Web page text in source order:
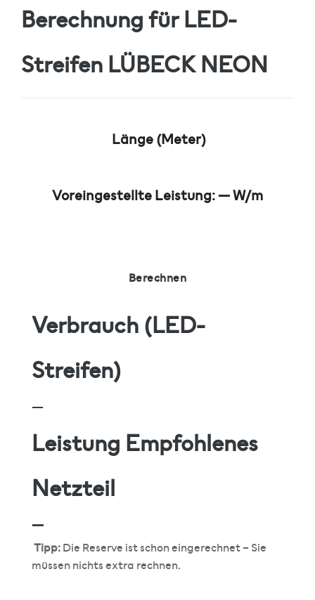
Berechnung für LED-
StreifenLÜBECK NEON
Länge (Meter)
Voreingestellte Leistung:—W/m
Berechnen
Verbrauch (LED-
Streifen)
—
Leistung Empfohlenes
Netzteil
—
Tipp:Die Reserve ist schon eingerechnet – Sie
müssen nichts extra rechnen.